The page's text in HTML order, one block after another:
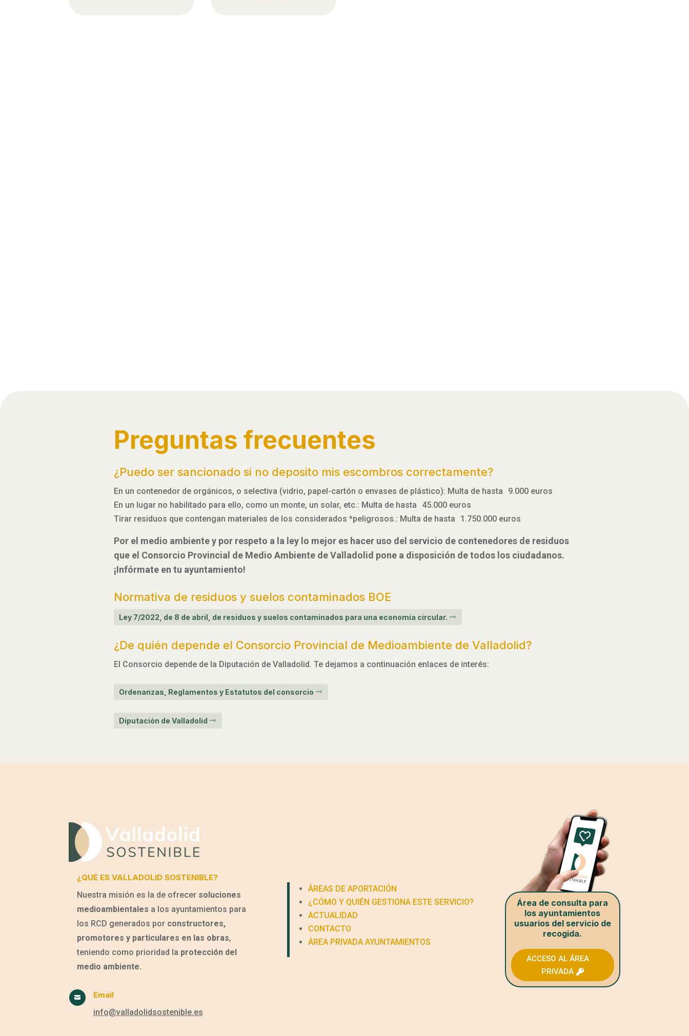
Preguntas frecuentes
¿Puedo ser sancionado si no deposito mis escombros correctamente?
En un contenedor de orgánicos, o selectiva (vidrio, papel-cartón o envases de plástico): Multa de hasta 9.000 euros
En un lugar no habilitado para ello, como un monte, un solar, etc.: Multa de hasta 45.000 euros
Tirar residuos que contengan materiales de los considerados *peligrosos.: Multa de hasta 1.750.000 euros
Por el medio ambiente y por respeto a la ley lo mejor es hacer uso del servicio de contenedores de residuos
que el Consorcio Provincial de Medio Ambiente de Valladolid pone a disposición de todos los ciudadanos.
¡Infórmate en tu ayuntamiento!
Normativa de residuos y suelos contaminados BOE
Ley 7/2022, de 8 de abril, de residuos y suelos contaminados para una economía circular.
¿De quién depende el Consorcio Provincial de Medioambiente de Valladolid?
El Consorcio depende de la Diputación de Valladolid. Te dejamos a continuación enlaces de interés:
Ordenanzas, Reglamentos y Estatutos del consorcio
Diputación de Valladolid
¿QUÉ ES VALLADOLID SOSTENIBLE?
Nuestra misión es la de ofrecer soluciones
medioambientales a los ayuntamientos para
los RCD generados por constructores,
promotores y particulares en las obras,
teniendo como prioridad la protección del
medio ambiente.

Email
info@valladolidsostenible.es
ÁREAS DE APORTACIÓN
¿CÓMO Y QUIÉN GESTIONA ESTE SERVICIO?
ACTUALIDAD
CONTACTO
ÁREA PRIVADA AYUNTAMIENTOS
Área de consulta para
los ayuntamientos
usuarios del servicio de
recogida.
ACCESO AL ÁREA
PRIVADA